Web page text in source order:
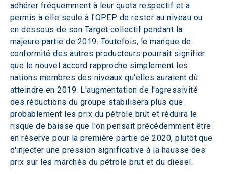
adhérer fréquemment à leur quota respectif et a
permis à elle seule à l'OPEP de rester au niveau ou
en dessous de son Target collectif pendant la
majeure partie de 2019. Toutefois, le manque de
conformité des autres producteurs pourrait signifier
que le nouvel accord rapproche simplement les
nations membres des niveaux qu'elles auraient dû
atteindre en 2019. L'augmentation de l'agressivité
des réductions du groupe stabilisera plus que
probablement les prix du pétrole brut et réduira le
risque de baisse que l'on pensait précédemment être
en réserve pour la première partie de 2020, plutôt que
d'injecter une pression significative à la hausse des
prix sur les marchés du pétrole brut et du diesel.